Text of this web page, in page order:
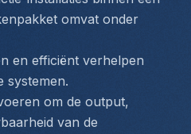
omvat onder
en efficiënt verhelpen
systemen.
om de output,
van de